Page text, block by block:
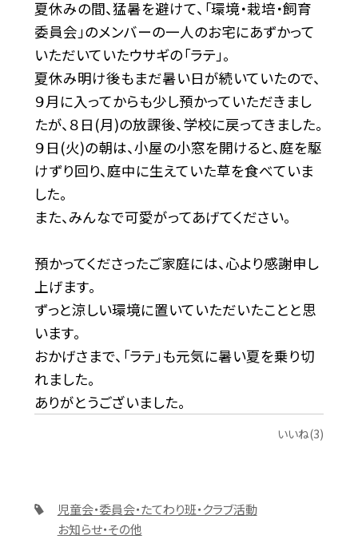
夏休みの間、猛暑を避けて、「環境・栽培・飼育
委員会」のメンバーの一人のお宅にあずかって
いただいていたウサギの「ラテ」。
夏休み明け後もまだ暑い日が続いていたので、
９月に入ってからも少し預かっていただきまし
たが、８日(月)の放課後、学校に戻ってきました。
９日(火)の朝は、小屋の小窓を開けると、庭を駆
けずり回り、庭中に生えていた草を食べていま
した。
また、みんなで可愛がってあげてください。
預かってくださったご家庭には、心より感謝申し
上げます。
ずっと涼しい環境に置いていただいたことと思
います。
おかげさまで、「ラテ」も元気に暑い夏を乗り切
れました。
ありがとうございました。
いいね(3)
児童会・委員会・たてわり班・クラブ活動
お知らせ・その他